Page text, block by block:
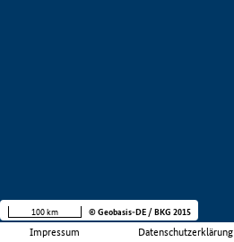
Impressum Datenschutzerklärung
100 km © Geobasis-DE / BKG 2015